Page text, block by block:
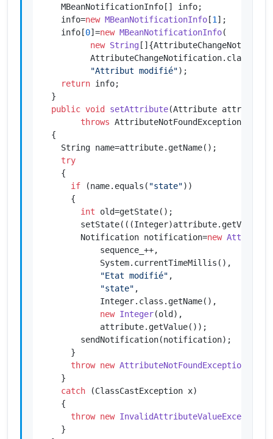
    MBeanNotificationInfo[] info;
    info=
new MBeanNotificationInfo[1 ];
    info[
0]=new MBeanNotificationInfo(
new String
"Attribut modifié");
return info;
  }
public void setAttribute(Attribute attribute)
throws AttributeNotFoundException,
  {
    String name=attribute.getName();
try
    {
if (name.equals( "state"))
      {
int old=getState();
        Notification notification=
new
            sequence_++,
            System.currentTimeMillis(),
"Etat modifié" ,
"state" ,
            Integer.class.getName(),
new Integer(old),
            attribute.getValue());
        sendNotification(notification);
      }
throw new AttributeNotFoundException
    }
catch (ClassCastException x)
    {
throw new InvalidAttributeValueException
    }